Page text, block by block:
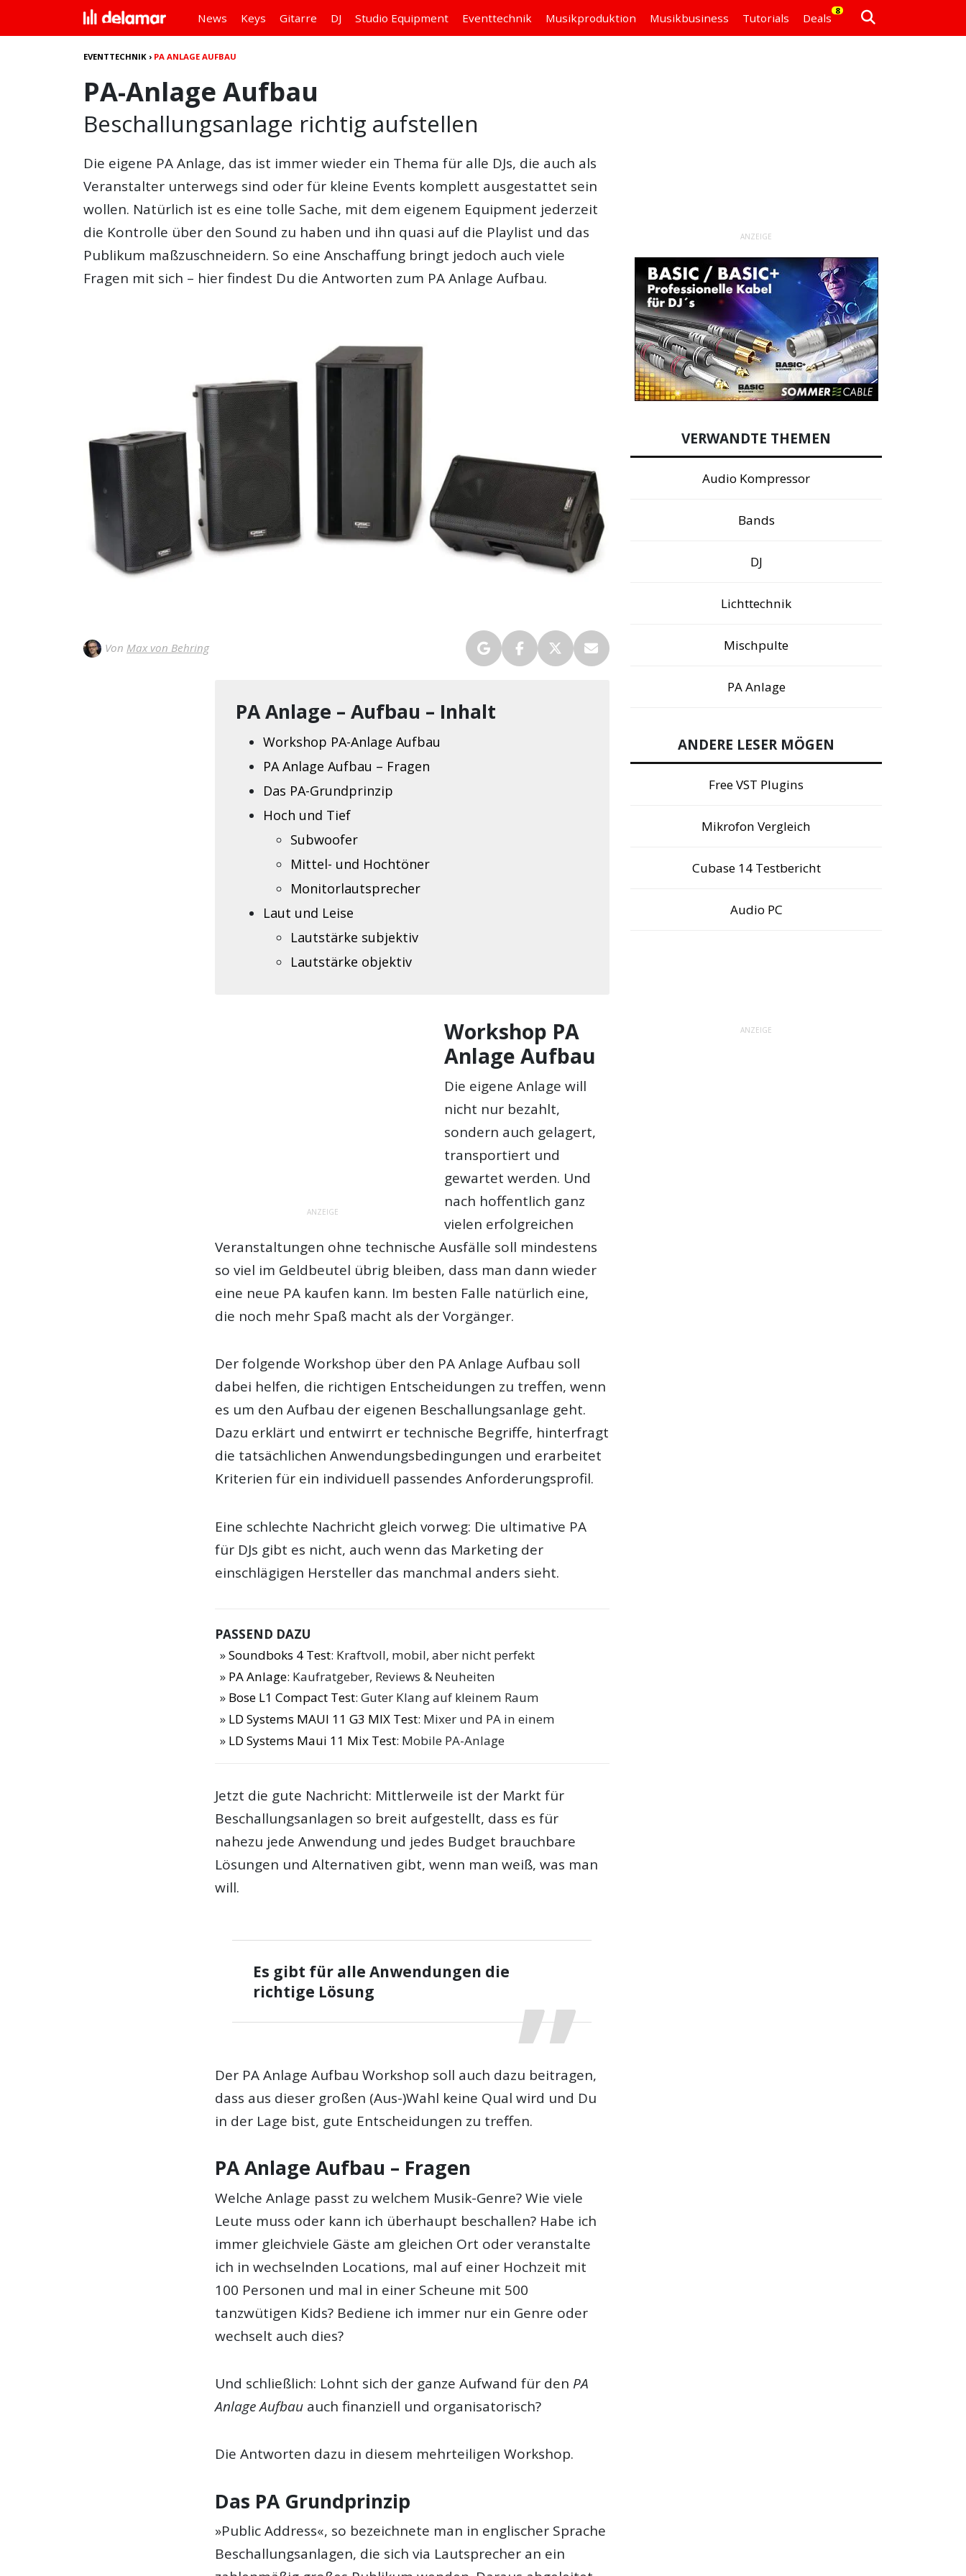
News Keys Gitarre DJ Studio Equipment Eventtechnik Musikproduktion Musikbusiness Tutorials Deals
8
EVENTTECHNIK › PA ANLAGE AUFBAU
PA-Anlage Aufbau
Beschallungsanlage richtig aufstellen
Die eigene PA Anlage, das ist immer wieder ein Thema für alle DJs, die auch als
Veranstalter unterwegs sind oder für kleine Events komplett ausgestattet sein
wollen. Natürlich ist es eine tolle Sache, mit dem eigenem Equipment jederzeit
die Kontrolle über den Sound zu haben und ihn quasi auf die Playlist und das
Publikum maßzuschneidern. So eine Anschaffung bringt jedoch auch viele
Fragen mit sich – hier findest Du die Antworten zum PA Anlage Aufbau.
Von Max von Behring
PA Anlage – Aufbau – Inhalt
Workshop PA-Anlage Aufbau
PA Anlage Aufbau – Fragen
Das PA-Grundprinzip
Hoch und Tief
Subwoofer
Mittel- und Hochtöner
Monitorlautsprecher
Laut und Leise
Lautstärke subjektiv
Lautstärke objektiv
ANZEIGE
Workshop PA
Anlage Aufbau
Die eigene Anlage will
nicht nur bezahlt,
sondern auch gelagert,
transportiert und
gewartet werden. Und
nach hoffentlich ganz
vielen erfolgreichen
Veranstaltungen ohne technische Ausfälle soll mindestens
so viel im Geldbeutel übrig bleiben, dass man dann wieder
eine neue PA kaufen kann. Im besten Falle natürlich eine,
die noch mehr Spaß macht als der Vorgänger.
Der folgende Workshop über den PA Anlage Aufbau soll
dabei helfen, die richtigen Entscheidungen zu treffen, wenn
es um den Aufbau der eigenen Beschallungsanlage geht.
Dazu erklärt und entwirrt er technische Begriffe, hinterfragt
die tatsächlichen Anwendungsbedingungen und erarbeitet
Kriterien für ein individuell passendes Anforderungsprofil.
Eine schlechte Nachricht gleich vorweg: Die ultimative PA
für DJs gibt es nicht, auch wenn das Marketing der
einschlägigen Hersteller das manchmal anders sieht.
PASSEND DAZU
Soundboks 4 Test: Kraftvoll, mobil, aber nicht perfekt
PA Anlage: Kaufratgeber, Reviews & Neuheiten
Bose L1 Compact Test: Guter Klang auf kleinem Raum
LD Systems MAUI 11 G3 MIX Test: Mixer und PA in einem
LD Systems Maui 11 Mix Test: Mobile PA-Anlage
Jetzt die gute Nachricht: Mittlerweile ist der Markt für
Beschallungsanlagen so breit aufgestellt, dass es für
nahezu jede Anwendung und jedes Budget brauchbare
Lösungen und Alternativen gibt, wenn man weiß, was man
will.
Es gibt für alle Anwendungen die
richtige Lösung
Der PA Anlage Aufbau Workshop soll auch dazu beitragen,
dass aus dieser großen (Aus-)Wahl keine Qual wird und Du
in der Lage bist, gute Entscheidungen zu treffen.
PA Anlage Aufbau – Fragen
Welche Anlage passt zu welchem Musik-Genre? Wie viele
Leute muss oder kann ich überhaupt beschallen? Habe ich
immer gleichviele Gäste am gleichen Ort oder veranstalte
ich in wechselnden Locations, mal auf einer Hochzeit mit
100 Personen und mal in einer Scheune mit 500
tanzwütigen Kids? Bediene ich immer nur ein Genre oder
wechselt auch dies?
Und schließlich: Lohnt sich der ganze Aufwand für den PA
Anlage Aufbau auch finanziell und organisatorisch?
Die Antworten dazu in diesem mehrteiligen Workshop.
Das PA Grundprinzip
»Public Address«, so bezeichnete man in englischer Sprache
Beschallungsanlagen, die sich via Lautsprecher an ein
ANZEIGE
VERWANDTE THEMEN
Audio Kompressor
Bands
DJ
Lichttechnik
Mischpulte
PA Anlage
ANDERE LESER MÖGEN
Free VST Plugins
Mikrofon Vergleich
Cubase 14 Testbericht
Audio PC
ANZEIGE